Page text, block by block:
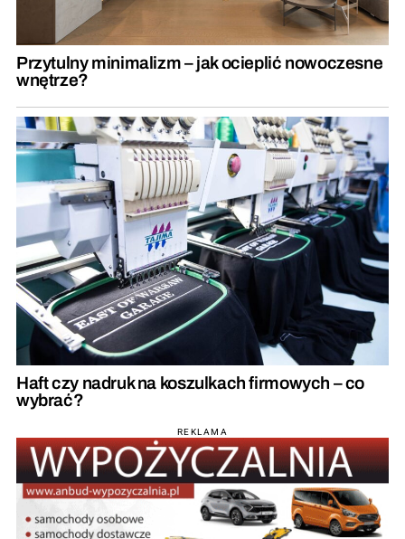
Przytulny minimalizm – jak ocieplić nowoczesne
wnętrze?
Haft czy nadruk na koszulkach firmowych – co
wybrać?
REKLAMA